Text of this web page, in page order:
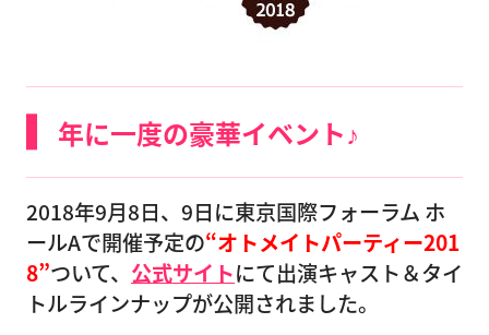
年に一度の豪華イベント♪
2018年9月8日、9日に東京国際フォーラム ホ
ールAで開催予定の“オトメイトパーティー201
8”ついて、 公式サイトにて出演キャスト＆タイ
トルラインナップが公開されました。